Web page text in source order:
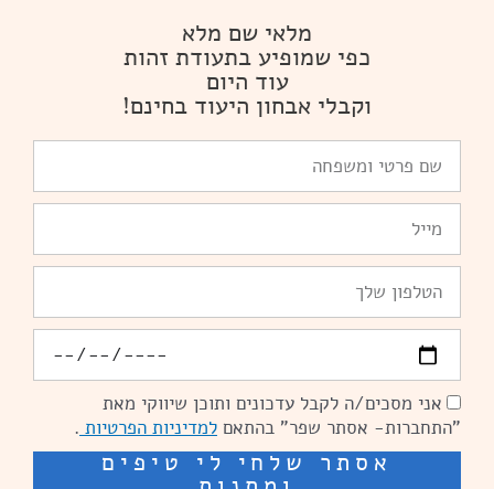
מלאי שם מלא
כפי שמופיע בתעודת זהות
עוד היום
וקבלי אבחון היעוד בחינם!
פרטי
ומשפחה
הסכמהאני מסכים/ה לקבל עדכונים ותוכן שיווקי מאת
"התחברות- אסתר שפר" בהתאם למדיניות הפרטיות .
אסתר שלחי לי טיפים